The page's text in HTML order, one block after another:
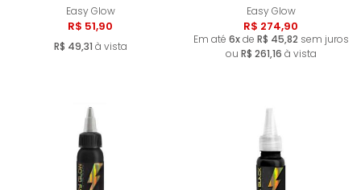
Easy Glow
R$ 51,90
R$ 49,31 à vista
Comprar
Easy Glow
R$ 274,90
Em até 6xde R$ 45,82 sem juros
ou R$ 261,16 à vista